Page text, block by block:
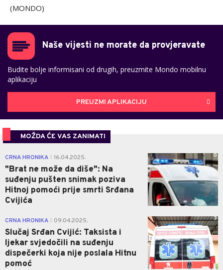
(MONDO)
Naše vijesti ne morate da provjeravate
Budite bolje informisani od drugih, preuzmite Mondo mobilnu
aplikaciju
PREUZMI APLIKACIJU
MOŽDA ĆE VAS ZANIMATI
CRNA HRONIKA 16.04.2025.
"Brat ne može da diše": Na
suđenju pušten snimak poziva
Hitnoj pomoći prije smrti Srđana
Cvijića
0
CRNA HRONIKA 09.04.2025.
Slučaj Srđan Cvijić: Taksista i
ljekar svjedočili na suđenju
dispečerki koja nije poslala Hitnu
pomoć
3